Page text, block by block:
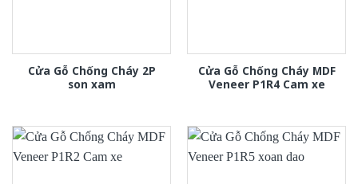
Cửa Gỗ Chống Cháy 2P
son xam
Cửa Gỗ Chống Cháy MDF
Veneer P1R4 Cam xe